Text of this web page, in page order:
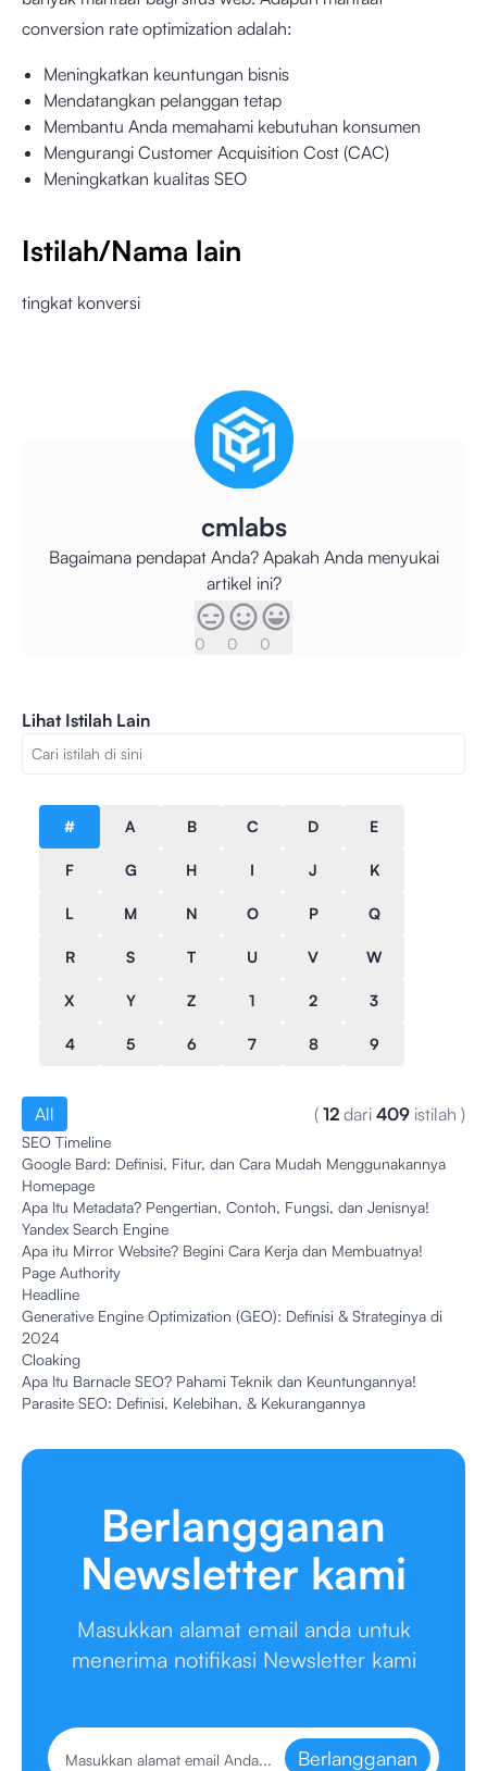
conversion rate optimization adalah:
Meningkatkan keuntungan bisnis
Mendatangkan pelanggan tetap
Membantu Anda memahami kebutuhan konsumen
Mengurangi Customer Acquisition Cost (CAC)
Meningkatkan kualitas SEO
Istilah/Nama lain
tingkat konversi
cmlabs
Bagaimana pendapat Anda? Apakah Anda menyukai
artikel ini?
0 0 0
Lihat Istilah Lain
# A B C D E
F G H I J K
L M N O P Q
R S T U V W
X Y Z 1 2 3
4 5 6 7 8 9
All ( 12 dari 409 istilah )
SEO Timeline
Google Bard: Definisi, Fitur, dan Cara Mudah Menggunakannya
Homepage
Apa Itu Metadata? Pengertian, Contoh, Fungsi, dan Jenisnya!
Yandex Search Engine
Apa itu Mirror Website? Begini Cara Kerja dan Membuatnya!
Page Authority
Headline
Generative Engine Optimization (GEO): Definisi & Strateginya di
2024
Cloaking
Apa Itu Barnacle SEO? Pahami Teknik dan Keuntungannya!
Parasite SEO: Definisi, Kelebihan, & Kekurangannya
Berlangganan
Newsletter kami
Masukkan alamat email anda untuk
menerima notifikasi Newsletter kami
Berlangganan